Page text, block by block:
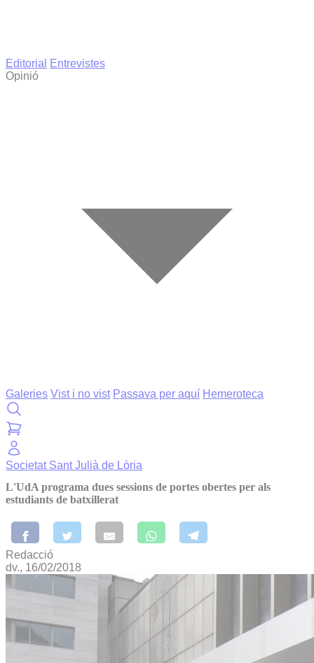
Editorial
Entrevistes
Opinió
Galeries Vist i no vist Passava per aquí Hemeroteca
Societat Sant Julià de Lòria
L'UdA programa dues sessions de portes obertes per als
estudiants de batxillerat
Redacció
dv., 16/02/2018